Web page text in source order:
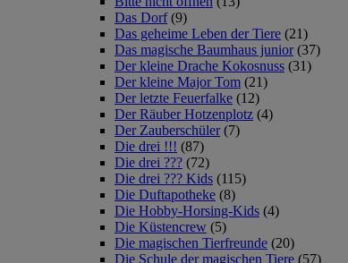
Das Dorf (9)
Das geheime Leben der Tiere (21)
Das magische Baumhaus junior (37)
Der kleine Drache Kokosnuss (31)
Der kleine Major Tom (21)
Der letzte Feuerfalke (12)
Der Räuber Hotzenplotz (4)
Der Zauberschüler (7)
Die drei !!! (87)
Die drei ??? (72)
Die drei ??? Kids (115)
Die Duftapotheke (8)
Die Hobby-Horsing-Kids (4)
Die Küstencrew (5)
Die magischen Tierfreunde (20)
Die Schule der magischen Tiere (57)